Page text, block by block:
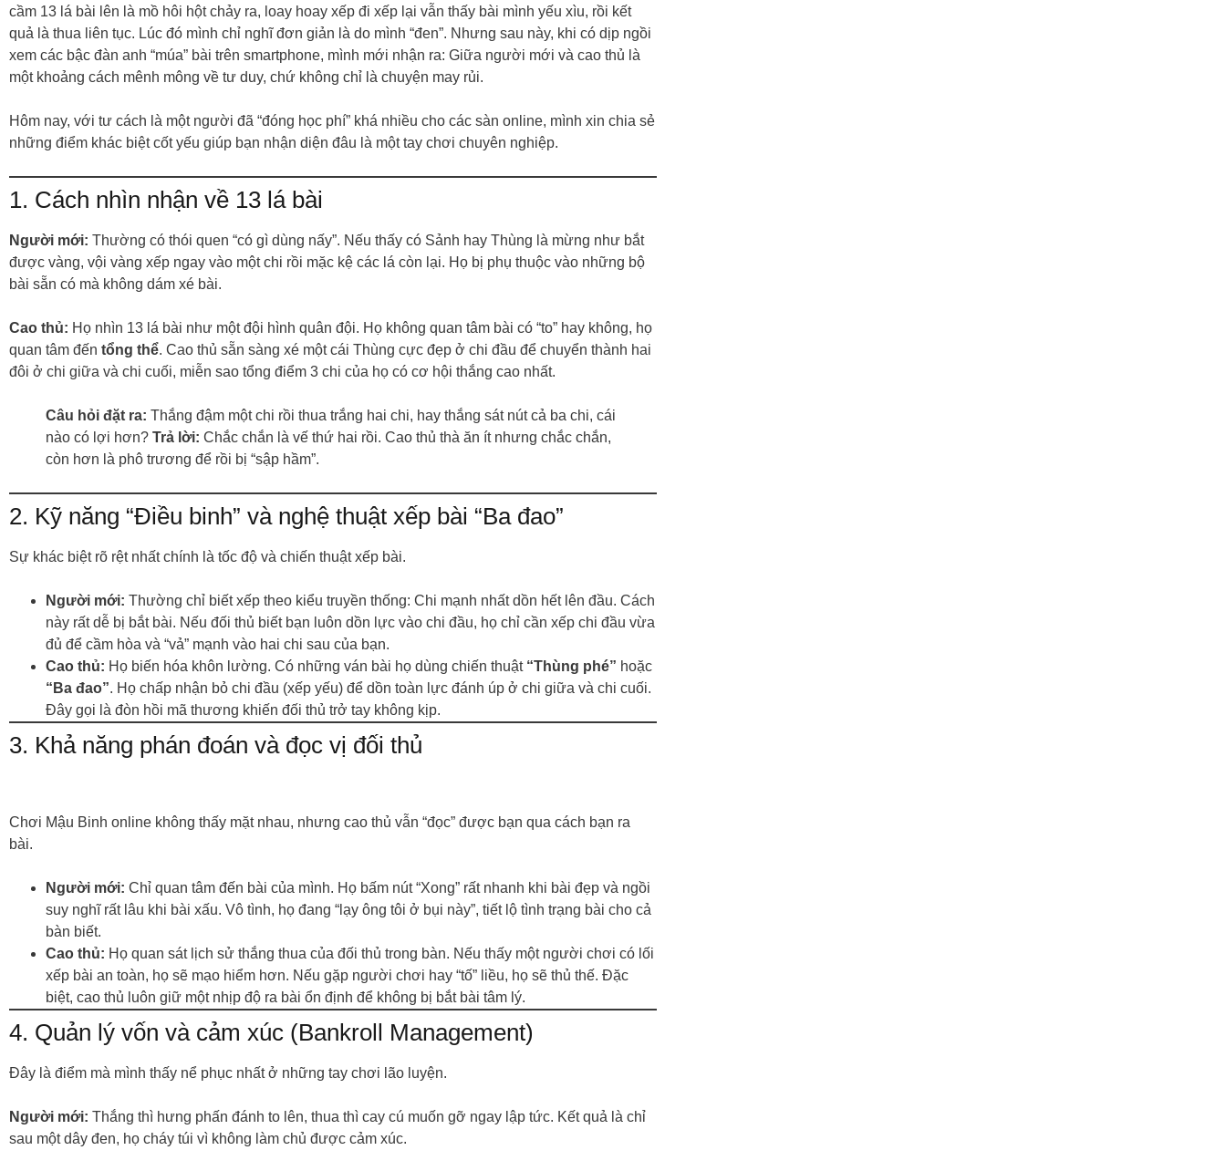
cầm 13 lá bài lên là mồ hôi hột chảy ra, loay hoay xếp đi xếp lại vẫn thấy bài mình yếu xìu, rồi kết
quả là thua liên tục. Lúc đó mình chỉ nghĩ đơn giản là do mình “đen”. Nhưng sau này, khi có dịp ngồi
xem các bậc đàn anh “múa” bài trên smartphone, mình mới nhận ra: Giữa người mới và cao thủ là
một khoảng cách mênh mông về tư duy, chứ không chỉ là chuyện may rủi.
Hôm nay, với tư cách là một người đã “đóng học phí” khá nhiều cho các sàn online, mình xin chia sẻ
những điểm khác biệt cốt yếu giúp bạn nhận diện đâu là một tay chơi chuyên nghiệp.
1. Cách nhìn nhận về 13 lá bài
Người mới: Thường có thói quen “có gì dùng nấy”. Nếu thấy có Sảnh hay Thùng là mừng như bắt
được vàng, vội vàng xếp ngay vào một chi rồi mặc kệ các lá còn lại. Họ bị phụ thuộc vào những bộ
bài sẵn có mà không dám xé bài.
Cao thủ: Họ nhìn 13 lá bài như một đội hình quân đội. Họ không quan tâm bài có “to” hay không, họ
quan tâm đến tổng thể. Cao thủ sẵn sàng xé một cái Thùng cực đẹp ở chi đầu để chuyển thành hai
đôi ở chi giữa và chi cuối, miễn sao tổng điểm 3 chi của họ có cơ hội thắng cao nhất.
Câu hỏi đặt ra: Thắng đậm một chi rồi thua trắng hai chi, hay thắng sát nút cả ba chi, cái
nào có lợi hơn? Trả lời: Chắc chắn là vế thứ hai rồi. Cao thủ thà ăn ít nhưng chắc chắn,
còn hơn là phô trương để rồi bị “sập hầm”.
2. Kỹ năng “Điều binh” và nghệ thuật xếp bài “Ba đao”
Sự khác biệt rõ rệt nhất chính là tốc độ và chiến thuật xếp bài.
Người mới: Thường chỉ biết xếp theo kiểu truyền thống: Chi mạnh nhất dồn hết lên đầu. Cách
này rất dễ bị bắt bài. Nếu đối thủ biết bạn luôn dồn lực vào chi đầu, họ chỉ cần xếp chi đầu vừa
đủ để cầm hòa và “vả” mạnh vào hai chi sau của bạn.
Cao thủ: Họ biến hóa khôn lường. Có những ván bài họ dùng chiến thuật “Thùng phé” hoặc
“Ba đao”. Họ chấp nhận bỏ chi đầu (xếp yếu) để dồn toàn lực đánh úp ở chi giữa và chi cuối.
Đây gọi là đòn hồi mã thương khiến đối thủ trở tay không kịp.
3. Khả năng phán đoán và đọc vị đối thủ
Chơi Mậu Binh online không thấy mặt nhau, nhưng cao thủ vẫn “đọc” được bạn qua cách bạn ra
bài.
Người mới: Chỉ quan tâm đến bài của mình. Họ bấm nút “Xong” rất nhanh khi bài đẹp và ngồi
suy nghĩ rất lâu khi bài xấu. Vô tình, họ đang “lạy ông tôi ở bụi này”, tiết lộ tình trạng bài cho cả
bàn biết.
Cao thủ: Họ quan sát lịch sử thắng thua của đối thủ trong bàn. Nếu thấy một người chơi có lối
xếp bài an toàn, họ sẽ mạo hiểm hơn. Nếu gặp người chơi hay “tố” liều, họ sẽ thủ thế. Đặc
biệt, cao thủ luôn giữ một nhịp độ ra bài ổn định để không bị bắt bài tâm lý.
4. Quản lý vốn và cảm xúc (Bankroll Management)
Đây là điểm mà mình thấy nể phục nhất ở những tay chơi lão luyện.
Người mới: Thắng thì hưng phấn đánh to lên, thua thì cay cú muốn gỡ ngay lập tức. Kết quả là chỉ
sau một dây đen, họ cháy túi vì không làm chủ được cảm xúc.